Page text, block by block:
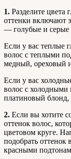
1. Разделите цвета
оттенки включают
— голубые и серые
Если у вас теплые
волос с теплыми
медный, ореховый
Если у вас
волос с холодными
платиновый
2. Если вы хотите
оттенок волос,
цветовом круге.
подобрать
красными